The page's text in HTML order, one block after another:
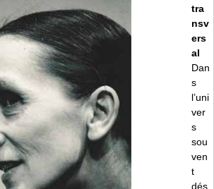
tra
nsv
ers
al
Dan
s
l’uni
ver
s
sou
ven
t
dés